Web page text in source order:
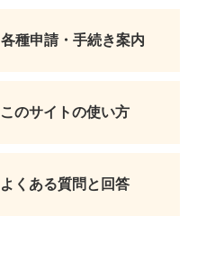
各種申請・手続き案内
このサイトの使い方
よくある質問と回答